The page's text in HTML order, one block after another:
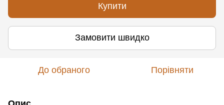
Купити
Замовити швидко
До обраного Порівняти